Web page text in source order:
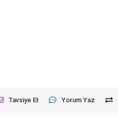
Tavsiye Et Yorum Yaz